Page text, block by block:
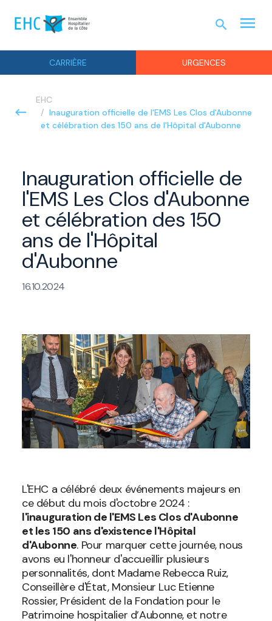
CARRIÈRE URGENCES
search menu
EHC
Inauguration officielle de l'EMS Les Clos d'Aubonne
et célébration des 150 ans de l'Hôpital d'Aubonne
Inauguration officielle de
l'EMS Les Clos d'Aubonne
et célébration des 150
ans de l'Hôpital
d'Aubonne
16.10.2024
L'EHC a célébré deux événements majeurs en
ce début du mois d'octobre 2024 :
l'inauguration de l'EMS Les Clos d'Aubonne
et les 150 ans d'existence l'Hôpital
d'Aubonne. Pour marquer cette journée, nous
avons eu l'honneur d'accueillir plusieurs
personnalités, dont Madame Rebecca Ruiz,
Conseillère d'État, Monsieur Luc Etienne
Rossier, Président de la Fondation pour le
Patrimoine hospitalier d’Aubonne, et notre